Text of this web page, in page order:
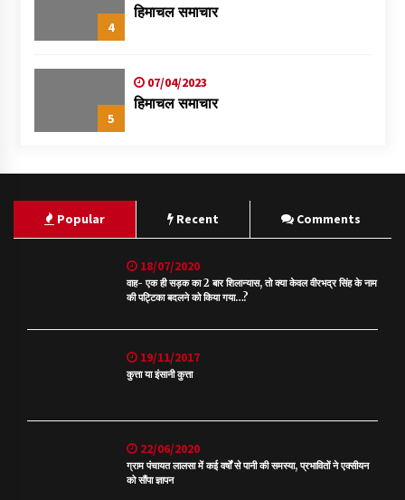
4
हिमाचल समाचार
5
07/04/2023
हिमाचल समाचार
Popular Recent Comments
18/07/2020
वाह- एक ही सड़क का 2 बार शिलान्यास, तो क्या केवल वीरभद्र सिंह के नाम
की पट्टिका बदलने को किया गया…?
19/11/2017
कुत्ता या इंसानी कुत्ता
22/06/2020
ग्राम पंचायत लालसा में कई वर्षों से पानी की समस्या, प्रभावितों ने एक्सीयन
को सौंपा ज्ञापन